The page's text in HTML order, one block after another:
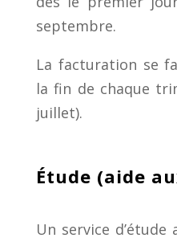
septembre.
La facturation se
la fin de chaque
juillet).
Étude (aide
Un service d’étude